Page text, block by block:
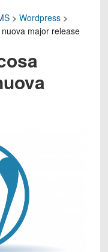
> Wordpress>
major release